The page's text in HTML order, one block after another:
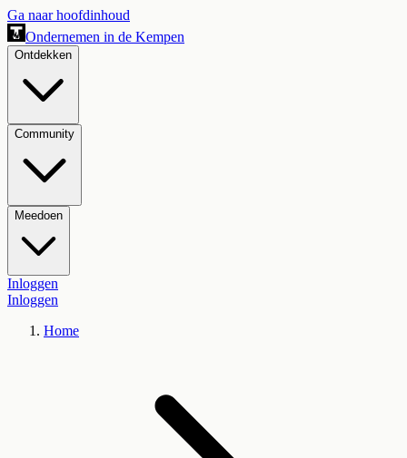
Ga naar hoofdinhoud
Ondernemen in de Kempen
Ontdekken
Community
Meedoen
Inloggen
Inloggen
Home